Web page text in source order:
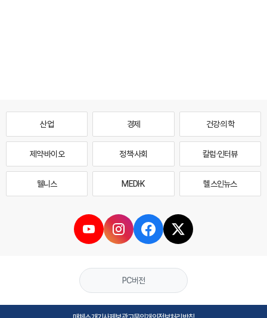
산업 경제 건강·의학
제약·바이오 정책·사회 칼럼·인터뷰
웰니스 MEDI·K 헬스인뉴스
PC버전